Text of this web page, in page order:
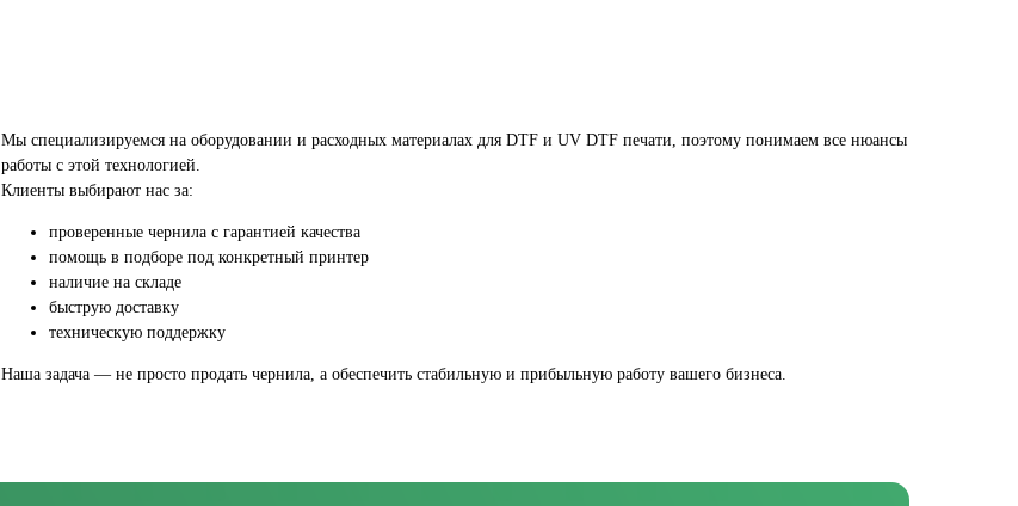
Мы специализируемся на оборудовании и расходных материалах для DTF и UV DTF печати, поэтому понимаем все нюансы
работы с этой технологией.
Клиенты выбирают нас за:
проверенные чернила с гарантией качества
помощь в подборе под конкретный принтер
наличие на складе
быструю доставку
техническую поддержку
Наша задача — не просто продать чернила, а обеспечить стабильную и прибыльную работу вашего бизнеса.